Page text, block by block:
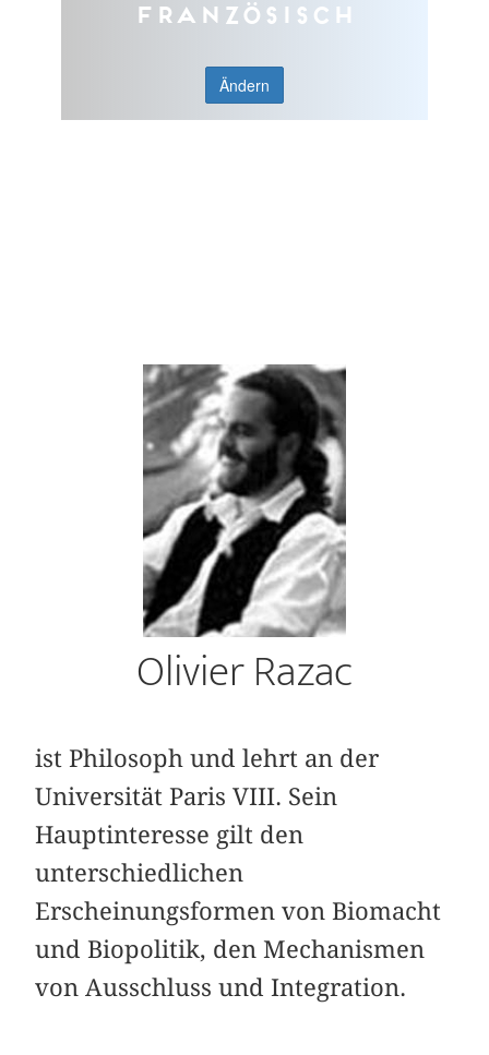
Französisch
Ändern
Olivier Razac
ist Philosoph und lehrt an der
Universität Paris VIII. Sein
Hauptinteresse gilt den
unterschiedlichen
Erscheinungsformen von Biomacht
und Biopolitik, den Mechanismen
von Ausschluss und Integration.